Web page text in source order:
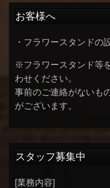
お客様へ
・フラワースタンドの
※フラワースタンド等
わせください。
事前のご連絡がないも
がございます。
スタッフ募集中
[業務内容]